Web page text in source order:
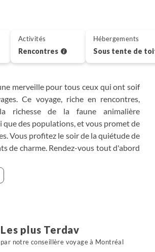
merveille pour tous ceux qui ont soif
Ce voyage, riche en rencontres,
richesse de la faune animalière
que des populations, et vous promet de
Vous profitez le soir de la quiétude de
de charme. Rendez-vous tout d'abord
traversez l'Ovamboland et le
à la rencontre des peuples semi-
composée de plaines arides
dominées par des montagnes.
dans le lagon de Walvis Bay, vous
Les plus Terdav
par notre conseillère voyage à Montréal
Activités
Rencontres
Hébergements
Sous tente de